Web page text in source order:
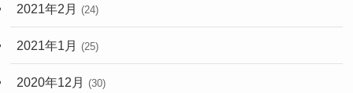
2021年2月 (24)
2021年1月 (25)
2020年12月 (30)